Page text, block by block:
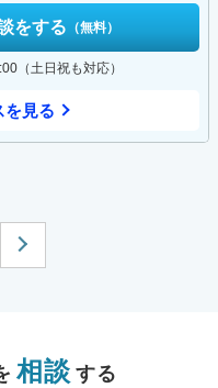
をする （無料）
（土日祝も対応）
を見る
相談 する